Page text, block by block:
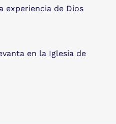
experiencia de Dios
en la Iglesia de